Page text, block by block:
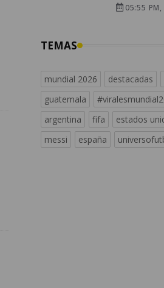
05:55
TEMAS
mundial 2026 destacadas
guatemala
argentina
fifa
estados
messi
españa